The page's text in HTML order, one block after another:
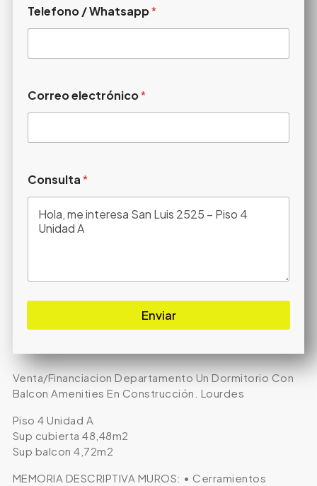
Telefono / Whatsapp*
Correo electrónico*
Consulta*
Enviar
Venta/Financiacion Departamento Un Dormitorio Con
Balcon Amenities En Construcción. Lourdes
Piso 4 Unidad A
Sup cubierta 48,48m2
Sup balcon 4,72m2
MEMORIA DESCRIPTIVA MUROS: • Cerramientos